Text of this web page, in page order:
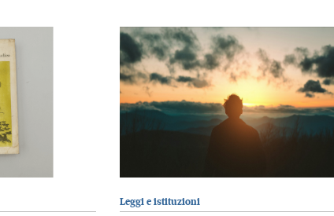
Leggi e istituzioni